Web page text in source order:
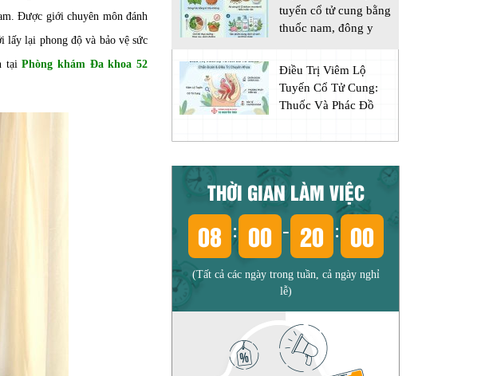
Được giới chuyên môn đánh
lấy lại phong độ và bảo vệ sức
tạiPhòng khám Đa khoa 52
tuyến cổ tử cung bằng
thuốc nam, đông y
Điều Trị Viêm Lộ
Tuyến Cổ Tử Cung:
Thuốc Và Phác Đồ
THỜI GIAN LÀM VIỆC
08 : 00 - 20 : 00
(Tất cả các ngày trong tuần, cả ngày nghỉ
lễ)